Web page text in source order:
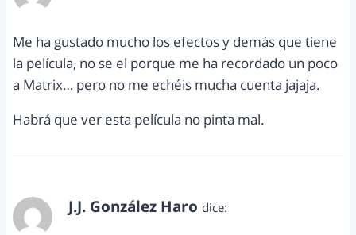
Me ha gustado mucho los efectos y demás que tiene
la película, no se el porque me ha recordado un poco
a Matrix… pero no me echéis mucha cuenta jajaja.
Habrá que ver esta película no pinta mal.
J.J. González Haro dice: